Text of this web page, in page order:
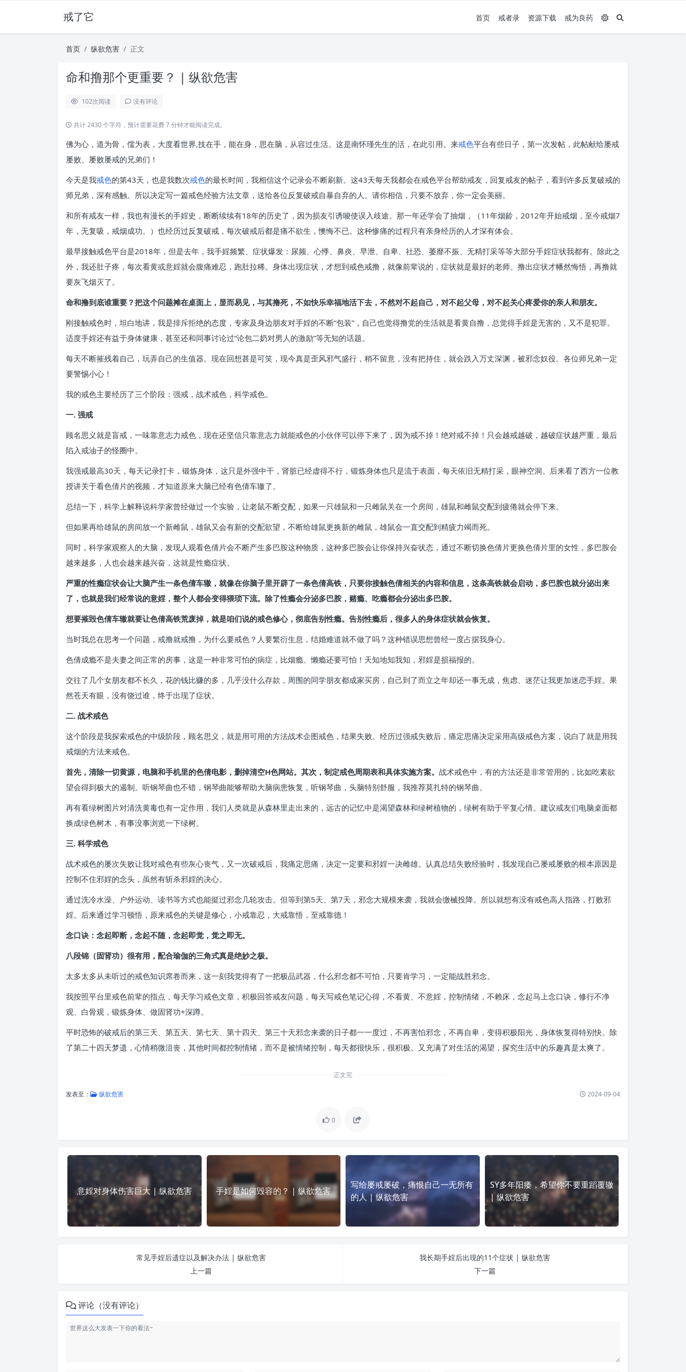
戒了它 首页 戒者录 资源下载 戒为良药
首页 纵欲危害 正文
命和撸那个更重要？ | 纵欲危害
102次阅读 没有评论
共计 2430 个字符，预计需要花费 7 分钟才能阅读完成。
佛为心，道为骨，儒为表，大度看世界,技在手，能在身，思在脑，从容过生活。这是南怀瑾先生的活，在此引用。来戒色平台有些日子，第一次发帖，此帖献给屡戒
屡败、屡败屡戒的兄弟们！
今天是我戒色的第43天，也是我数次戒色的最长时间，我相信这个记录会不断刷新。这43天每天我都会在戒色平台帮助戒友，回复戒友的帖子，看到许多反复破戒的
师兄弟，深有感触。所以决定写一篇戒色经验方法文章，送给各位反复破戒自暴自弃的人。请你相信，只要不放弃，你一定会美丽。
和所有戒友一样，我也有漫长的手婬史，断断续续有18年的历史了，因为损友引诱唆使误入歧途。那一年还学会了抽烟，（11年烟龄，2012年开始戒烟，至今戒烟7
年，无复吸，戒烟成功。）也经历过反复破戒，每次破戒后都是痛不欲生，懊悔不已。这种惨痛的过程只有亲身经历的人才深有体会。
最早接触戒色平台是2018年，但是去年，我手婬频繁、症状爆发：尿频、心悸、鼻炎、早泄、自卑、社恐、萎靡不振、无精打采等等大部分手婬症状我都有。除此之
外，我还肚子疼，每次看黄或意婬就会腹痛难忍，跑肚拉稀。身体出现症状，才想到戒色戒撸，就像前辈说的，症状就是最好的老师。撸出症状才幡然悔悟，再撸就
要灰飞烟灭了。
命和撸到底谁重要？把这个问题摊在桌面上，显而易见，与其撸死，不如快乐幸福地活下去，不然对不起自己，对不起父母，对不起关心疼爱你的亲人和朋友。
刚接触戒色时，坦白地讲，我是排斥拒绝的态度，专家及身边朋友对手婬的不断“包装”，自己也觉得撸党的生活就是看黄自撸，总觉得手婬是无害的，又不是犯罪。
适度手婬还有益于身体健康，甚至还和同事讨论过“论包二奶对男人的激励”等无知的话题。
每天不断摧残着自己，玩弄自己的生值器。现在回想甚是可笑，现今真是歪风邪气盛行，稍不留意，没有把持住，就会跌入万丈深渊，被邪念奴役。各位师兄弟一定
要警惕小心！
我的戒色主要经历了三个阶段：强戒，战术戒色，科学戒色。
一. 强戒
顾名思义就是盲戒，一味靠意志力戒色，现在还坚信只靠意志力就能戒色的小伙伴可以停下来了，因为戒不掉！绝对戒不掉！只会越戒越破，越破症状越严重，最后
陷入戒油子的怪圈中。
我强戒最高30天，每天记录打卡，锻炼身体，这只是外强中干，肾脏已经虚得不行，锻炼身体也只是流于表面，每天依旧无精打采，眼神空洞。后来看了西方一位教
授讲关于看色倩片的视频，才知道原来大脑已经有色倩车辙了。
总结一下，科学上解释说科学家曾经做过一个实验，让老鼠不断交配，如果一只雄鼠和一只雌鼠关在一个房间，雄鼠和雌鼠交配到疲倦就会停下来。
但如果再给雄鼠的房间放一个新雌鼠，雄鼠又会有新的交配欲望，不断给雄鼠更换新的雌鼠，雄鼠会一直交配到精疲力竭而死。
同时，科学家观察人的大脑，发现人观看色倩片会不断产生多巴胺这种物质，这种多巴胺会让你保持兴奋状态，通过不断切换色倩片更换色倩片里的女性，多巴胺会
越来越多，人也会越来越兴奋，这就是性瘾症状。
严重的性瘾症状会让大脑产生一条色倩车辙，就像在你脑子里开辟了一条色倩高铁，只要你接触色倩相关的内容和信息，这条高铁就会启动，多巴胺也就分泌出来
了，也就是我们经常说的意婬，整个人都会变得猥琐下流。除了性瘾会分泌多巴胺，赌瘾、吃瘾都会分泌出多巴胺。
想要摧毁色倩车辙就要让色倩高铁荒废掉，就是咱们说的戒色修心，彻底告别性瘾。告别性瘾后，很多人的身体症状就会恢复。
当时我总在思考一个问题，戒撸就戒撸，为什么要戒色？人要繁衍生息，结婚难道就不做了吗？这种错误思想曾经一度占据我身心。
色倩成瘾不是夫妻之间正常的房事，这是一种非常可怕的病症，比烟瘾、懒瘾还要可怕！天知地知我知，邪婬是损福报的。
交往了几个女朋友都不长久，花的钱比赚的多，几乎没什么存款，周围的同学朋友都成家买房，自己到了而立之年却还一事无成，焦虑、迷茫让我更加迷恋手婬。果
然苍天有眼，没有饶过谁，终于出现了症状。
二. 战术戒色
这个阶段是我探索戒色的中级阶段，顾名思义，就是用可用的方法战术企图戒色，结果失败。经历过强戒失败后，痛定思痛决定采用高级戒色方案，说白了就是用我
戒烟的方法来戒色。
首先，清除一切黄源，电脑和手机里的色倩电影，删掉清空H色网站。其次，制定戒色周期表和具体实施方案。 战术戒色中，有的方法还是非常管用的，比如吃素欲
望会得到极大的遏制。听钢琴曲也不错，钢琴曲能够帮助大脑病患恢复，听钢琴曲，头脑特别舒服，我推荐莫扎特的钢琴曲。
再有看绿树图片对清洗黄毒也有一定作用，我们人类就是从森林里走出来的，远古的记忆中是渴望森林和绿树植物的，绿树有助于平复心情。建议戒友们电脑桌面都
换成绿色树木，有事没事浏览一下绿树。
三. 科学戒色
战术戒色的屡次失败让我对戒色有些灰心丧气，又一次破戒后，我痛定思痛，决定一定要和邪婬一决雌雄。认真总结失败经验时，我发现自己屡戒屡败的根本原因是
控制不住邪婬的念头，虽然有斩杀邪婬的决心。
通过洗冷水澡、户外运动、读书等方式也能挺过邪念几轮攻击。但等到第5天、第7天，邪念大规模来袭，我就会缴械投降。所以就想有没有戒色高人指路，打败邪
婬。后来通过学习顿悟，原来戒色的关键是修心，小戒靠忍，大戒靠悟，至戒靠德！
念口诀：念起即断，念起不随，念起即觉，觉之即无。
八段锦（固肾功）很有用，配合瑜伽的三角式真是绝妙之极。
太多太多从未听过的戒色知识席卷而来，这一刻我觉得有了一把极品武器，什么邪念都不可怕，只要肯学习，一定能战胜邪念。
我按照平台里戒色前辈的指点，每天学习戒色文章，积极回答戒友问题，每天写戒色笔记心得，不看黄、不意婬，控制情绪，不赖床，念起马上念口诀，修行不净
观、白骨观，锻炼身体、做固肾功+深蹲。
平时恐怖的破戒后的第三天、第五天、第七天、第十四天、第三十天邪念来袭的日子都一一度过，不再害怕邪念，不再自卑，变得积极阳光，身体恢复得特别快。除
了第二十四天梦遗，心情稍微沮丧，其他时间都控制情绪，而不是被情绪控制，每天都很快乐，很积极。又充满了对生活的渴望，探究生活中的乐趣真是太爽了。
正文完
发表至： 纵欲危害 2024-09-04
0
意婬对身体伤害巨大 | 纵欲危害 手婬是如何毁容的？ | 纵欲危害
写给屡戒屡破，痛恨自己一无所有
的人 | 纵欲危害
SY多年阳痿，希望你不要重蹈覆辙
| 纵欲危害
常见手婬后遗症以及解决办法 | 纵欲危害
上一篇
我长期手婬后出现的11个症状 | 纵欲危害
下一篇
评论（没有评论）